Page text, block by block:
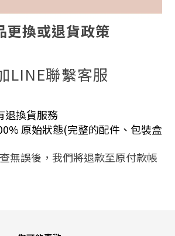
更換或退貨政策
LINE聯繫客服
退換貨服務
原始狀態(完整的配件、包裝盒
無誤後，我們將退款至原付款帳